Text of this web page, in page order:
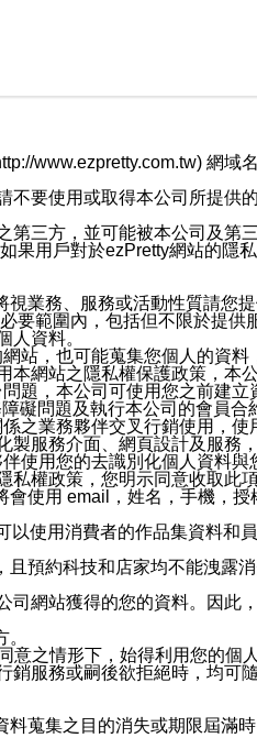
www.ezpretty.com.tw) 網
要使用或取得本公司所提供的
三方，並可能被本公司及第
用戶對於ezPretty網站的隱
業務、服務或活動性質請您
要範圍內，包括但不限於提
人資料。
站，也可能蒐集您個人的資
網站之隱私權保護政策，本
題，本公司可使用您之前建
問題及執行本公司的會員合
之業務夥伴交叉行銷使用，
服務介面、網頁設計及服務
使用您的去識別化個人資料
權政策，您明示同意收取此
使用 email，姓名，手機，
使用消費者的作品集資料和
預約科技和店家均不能洩露
網站獲得的您的資料。因
之情形下，始得利用您的個
服務或嗣後欲拒絕時，均
蒐集之目的消失或期限屆滿